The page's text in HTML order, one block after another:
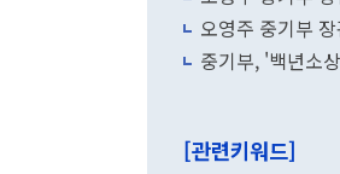
오영주 중기부
중기부, '백년소
[관련키워드]